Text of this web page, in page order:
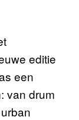
editie
een
van drum